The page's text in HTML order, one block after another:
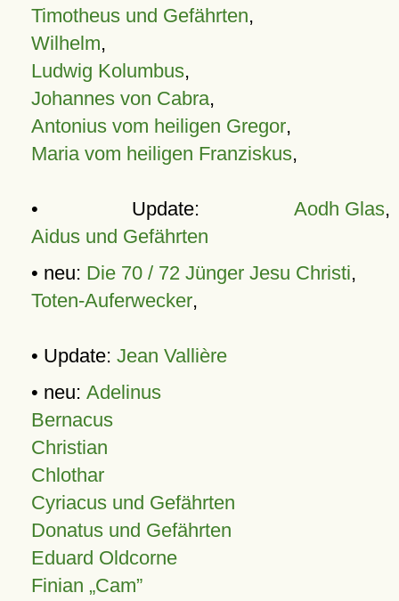
Timotheus und Gefährten,
Wilhelm,
Ludwig Kolumbus,
Johannes von Cabra,
Antonius vom heiligen Gregor,
Maria vom heiligen Franziskus,
• Update: Aodh Glas,
Aidus und Gefährten
• neu: Die 70 / 72 Jünger Jesu Christi,
Toten-Auferwecker,
• Update: Jean Vallière
• neu: Adelinus
Bernacus
Christian
Chlothar
Cyriacus und Gefährten
Donatus und Gefährten
Eduard Oldcorne
Finian Cam